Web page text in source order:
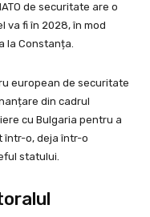
de securitate are o
va fi în 2028, în mod
la Constanța.
european de securitate
din cadrul
cu Bulgaria pentru a
într-o, deja într-o
statului.